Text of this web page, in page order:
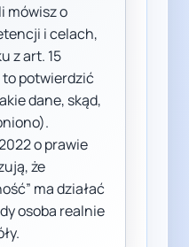
mówisz o
i celach,
z art. 15
potwierdzić
dane, skąd,
o prawie
że
ma działać
osoba realnie